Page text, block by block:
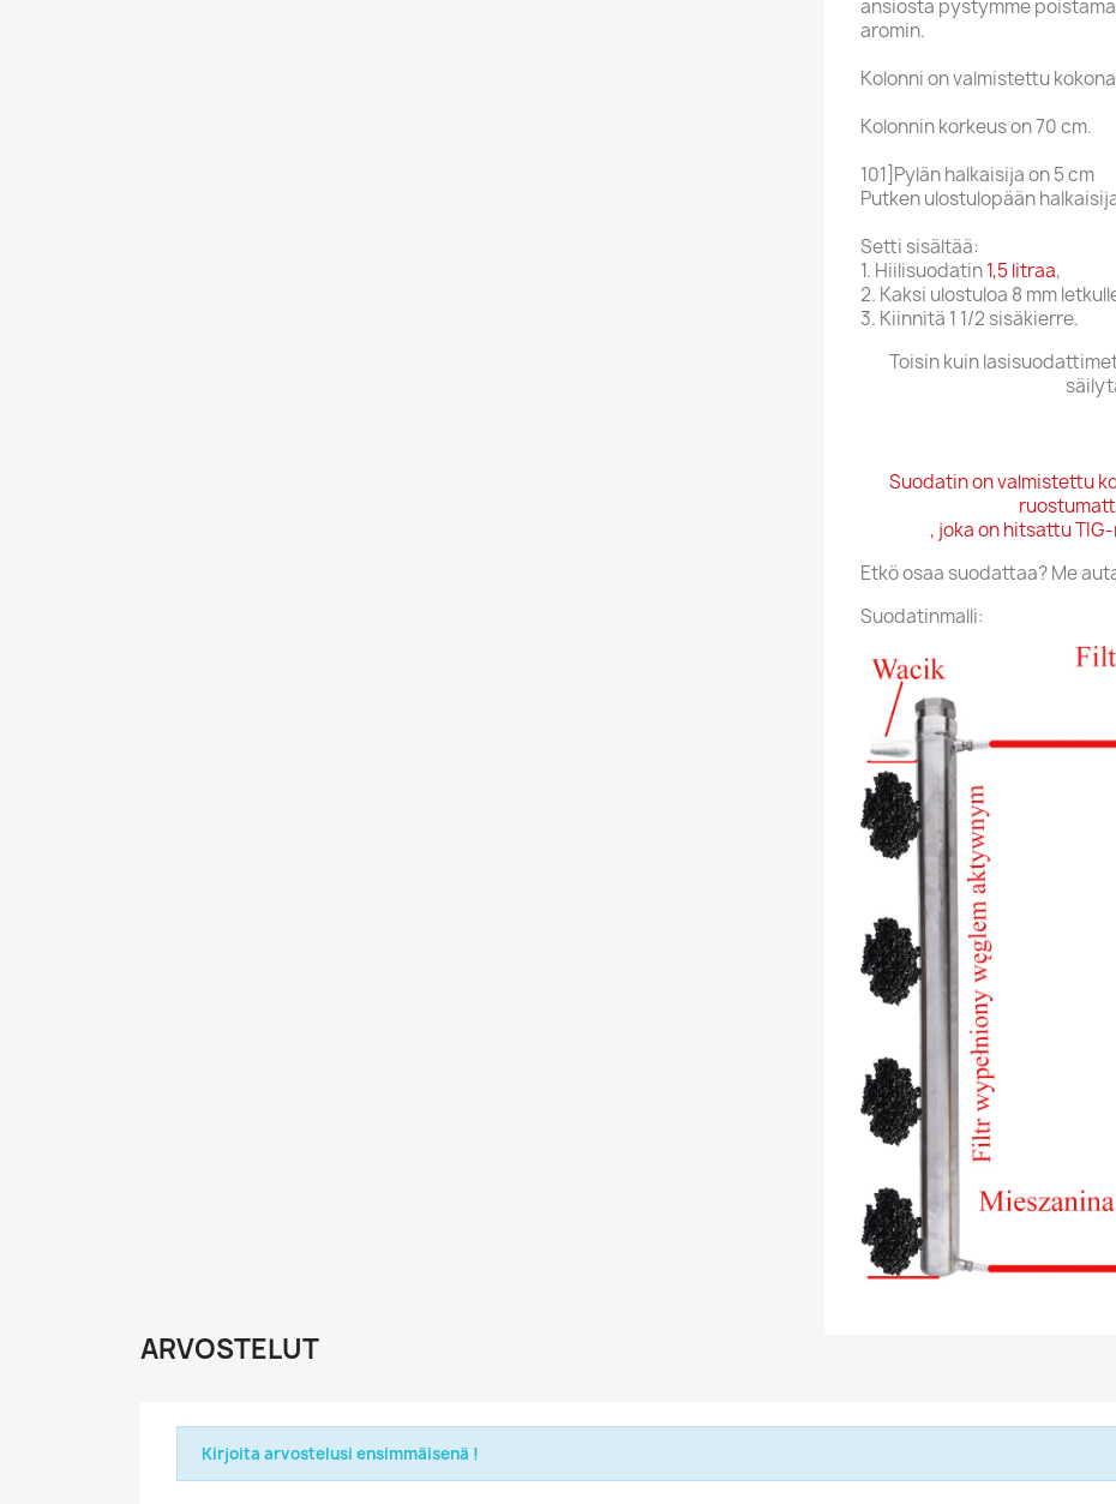
ansiosta pystymme
aromin.
Kolonni on valmistettu
Kolonnin korkeus on 70 cm.
101]Pylän halkaisija on 5 cm
Putken ulostulopään
Setti sisältää:
1. Hiilisuodatin1,5 litraa,
2. Kaksi ulostuloa 8 mm
3. Kiinnitä 1 1/2 sisäkierre.
Toisin kuin
Suodatin on valmistettu
, joka on hitsattu
Etkö osaa suodattaa? Me
Suodatinmalli:
ARVOSTELUT
Kirjoita arvostelusi ensimmäisenä !